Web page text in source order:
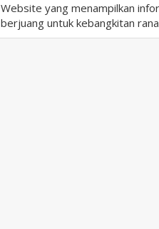
Website yang menampilkan
berjuang untuk kebangkitan